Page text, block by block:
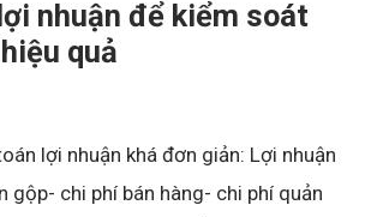
nhuận để kiểm soát
quả
lợi nhuận khá đơn giản: Lợi nhuận
gộp- chi phí bán hàng- chi phí quản